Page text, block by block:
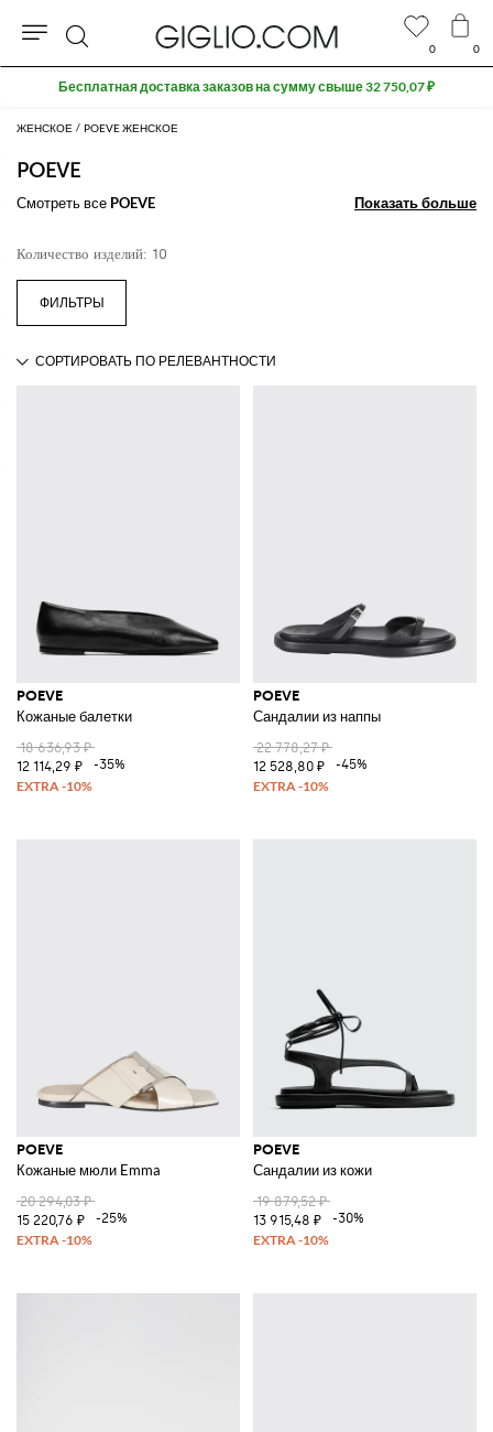
ЖЕНСКОЕ POEVE ЖЕНСКОЕ
POEVE
Смотреть все POEVE Показать больше
Показать больше
Количество изделий: 10
POEVE
Кожаные балетки
18 636,93 ₽
12 114,29 ₽
-35%
POEVE
Сандалии из наппы
22 778,27 ₽
12 528,80 ₽
-45%
POEVE
Кожаные мюли Emma
20 294,03 ₽
15 220,76 ₽
-25%
POEVE
Сандалии из кожи
19 879,52 ₽
13 915,48 ₽
-30%
0 0
Поиск
Бесплатная доставка заказов на сумму свыше 32 750,07 ₽